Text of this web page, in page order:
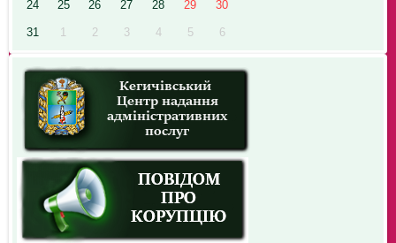
24 25 26 27 28 29 30
31 1 2 3 4 5 6